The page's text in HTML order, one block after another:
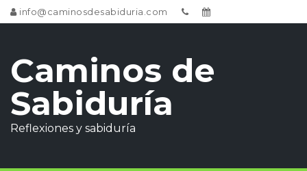
info@caminosdesabiduria.com
Caminos de
Sabiduría
Reflexiones y sabiduría